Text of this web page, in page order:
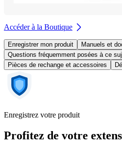
Accéder à la Boutique
Enregistrer mon produit
Manuels et
Questions fréquemment posées à ce
Pièces de rechange et accessoires
Enregistrez votre produit
Profitez de votre